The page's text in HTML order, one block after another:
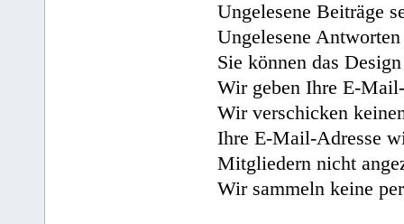
Ungelesene Beiträge
Ungelesene
Sie können das
Wir geben Ihre E-
Wir verschicken
Ihre E-Mail-Adresse
Mitgliedern nicht
Wir sammeln keine